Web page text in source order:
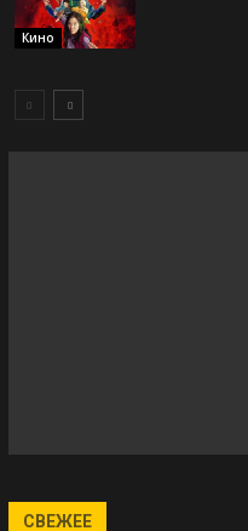
Кино
СВЕЖЕЕ